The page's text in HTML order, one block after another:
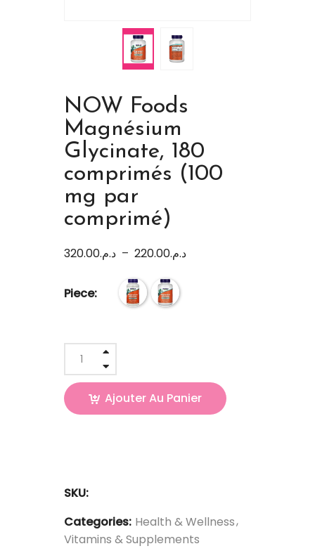
NOW Foods
Magnésium
Glycinate, 180
comprimés (100
mg par
comprimé)
د.م.220.00
– د.م.320.00
Piece:
Ajouter Au Panier
SKU:
Categories: Health & Wellness
Vitamins & Supplements